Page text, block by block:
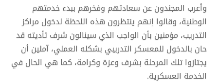
وأعرب المجندون عن سعادتهم وفخرهم ببدء خدمتهم
الوطنية، وقالوا إنهم ينتظرون هذه اللحظة لدخول مراكز
التدريب، مؤمنين بأن الواجب الذي سينالون شرف تأديته قد
حان بالدخول للمعسكر التدريبي بشكله العملي، آملين أن
يجتازوا تلك المرحلة بشرف وعزة وكرامة، كما هي الحال في
الخدمة العسكرية.